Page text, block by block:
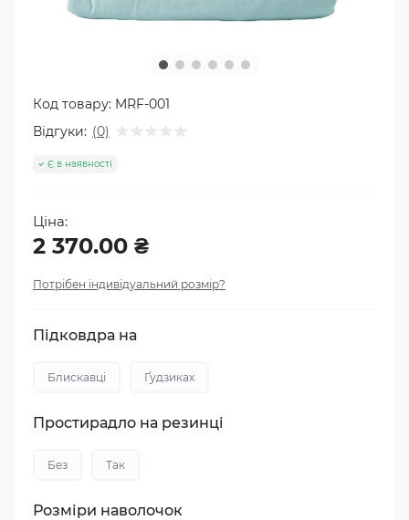
Код товару: MRF-001
Відгуки: (0)
Є в наявності
Ціна:
2 370.00 ₴
Потрібен індивідуальний розмір?
Підковдра на
Блискавці Ґудзиках
Простирадло на резинці
Без Так
Розміри наволочок